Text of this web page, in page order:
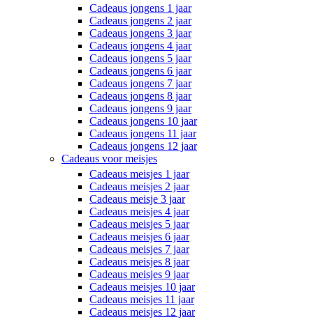
Cadeaus jongens 1 jaar
Cadeaus jongens 2 jaar
Cadeaus jongens 3 jaar
Cadeaus jongens 4 jaar
Cadeaus jongens 5 jaar
Cadeaus jongens 6 jaar
Cadeaus jongens 7 jaar
Cadeaus jongens 8 jaar
Cadeaus jongens 9 jaar
Cadeaus jongens 10 jaar
Cadeaus jongens 11 jaar
Cadeaus jongens 12 jaar
Cadeaus voor meisjes
Cadeaus meisjes 1 jaar
Cadeaus meisjes 2 jaar
Cadeaus meisje 3 jaar
Cadeaus meisjes 4 jaar
Cadeaus meisjes 5 jaar
Cadeaus meisjes 6 jaar
Cadeaus meisjes 7 jaar
Cadeaus meisjes 8 jaar
Cadeaus meisjes 9 jaar
Cadeaus meisjes 10 jaar
Cadeaus meisjes 11 jaar
Cadeaus meisjes 12 jaar